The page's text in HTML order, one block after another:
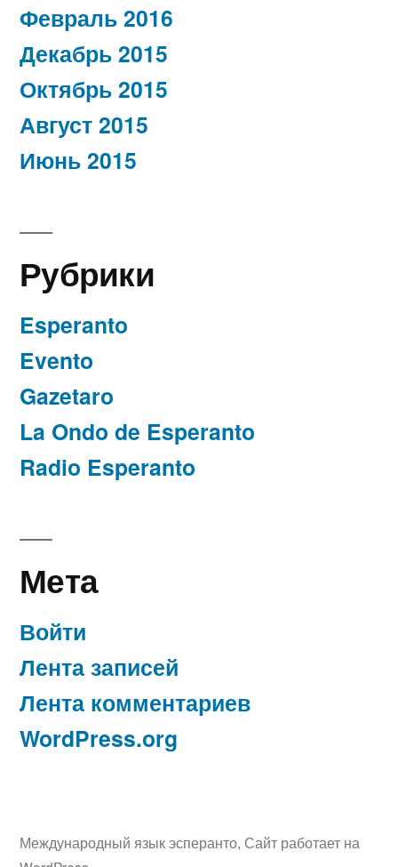
Февраль 2016
Декабрь 2015
Октябрь 2015
Август 2015
Июнь 2015
Рубрики
Esperanto
Evento
Gazetaro
La Ondo de Esperanto
Radio Esperanto
Мета
Войти
Лента записей
Лента комментариев
WordPress.org
Международный язык эсперанто, Сайт работает на